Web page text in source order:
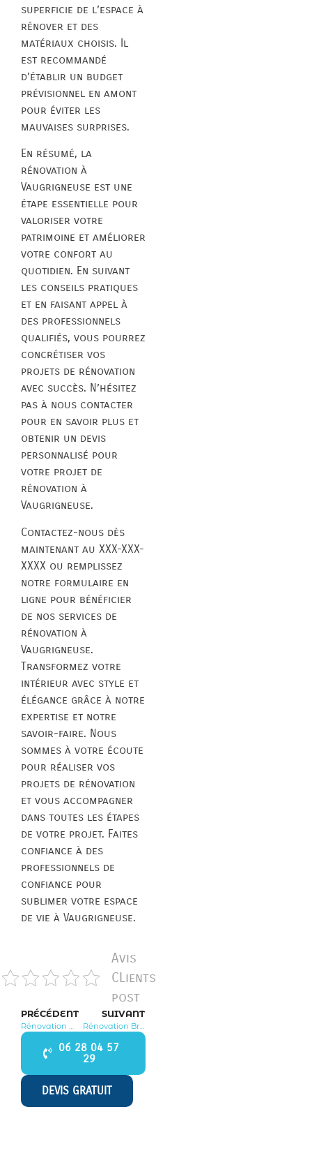
superficie de l’espace à
rénover et des
matériaux choisis. Il
est recommandé
d’établir un budget
prévisionnel en amont
pour éviter les
mauvaises surprises.
En résumé, la
rénovation à
Vaugrigneuse est une
étape essentielle pour
valoriser votre
patrimoine et améliorer
votre confort au
quotidien. En suivant
les conseils pratiques
et en faisant appel à
des professionnels
qualifiés, vous pourrez
concrétiser vos
projets de rénovation
avec succès. N’hésitez
pas à nous contacter
pour en savoir plus et
obtenir un devis
personnalisé pour
votre projet de
rénovation à
Vaugrigneuse.
Contactez-nous dès
maintenant au XXX-XXX-
XXXX ou remplissez
notre formulaire en
ligne pour bénéficier
de nos services de
rénovation à
Vaugrigneuse.
Transformez votre
intérieur avec style et
élégance grâce à notre
expertise et notre
savoir-faire. Nous
sommes à votre écoute
pour réaliser vos
projets de rénovation
et vous accompagner
dans toutes les étapes
de votre projet. Faites
confiance à des
professionnels de
confiance pour
sublimer votre espace
de vie à Vaugrigneuse.
Avis
CLients
post
PRÉCÉDENT SUIVANT
06 28 04 57
29
DEVIS GRATUIT